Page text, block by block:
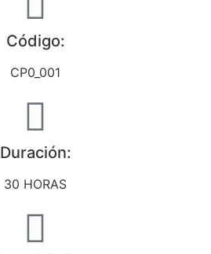
Código:
CP0_001
Duración:
30 HORAS